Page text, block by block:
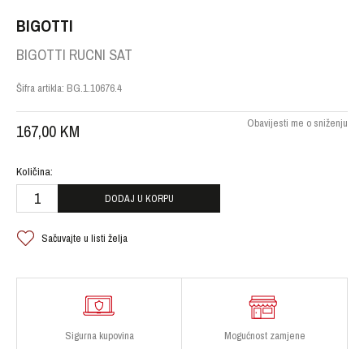
BIGOTTI
BIGOTTI RUCNI SAT
Šifra artikla: BG.1.10676.4
167,00 KM Obavijesti me o sniženju
Količina:
DODAJ U KORPU
Sačuvajte u listi želja
Sigurna kupovina Mogućnost zamjene